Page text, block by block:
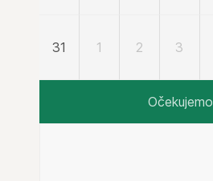
31 1 2 3
Očekujemo